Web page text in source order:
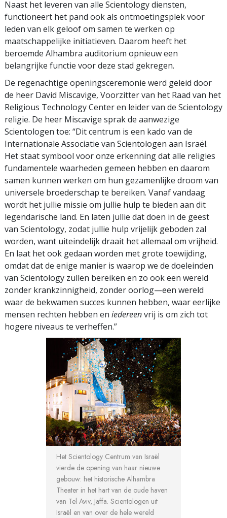
Naast het leveren van alle Scientology diensten,
functioneert het pand ook als ontmoetingsplek voor
leden van elk geloof om samen te werken op
maatschappelijke initiatieven. Daarom heeft het
beroemde Alhambra auditorium opnieuw een
belangrijke functie voor deze stad gekregen.
De regenachtige openingsceremonie werd geleid door
de heer David Miscavige, Voorzitter van het Raad van het
Religious Technology Center en leider van de Scientology
religie. De heer Miscavige sprak de aanwezige
Scientologen toe: “Dit centrum is een kado van de
Internationale Associatie van Scientologen aan Israël.
Het staat symbool voor onze erkenning dat alle religies
fundamentele waarheden gemeen hebben en daarom
samen kunnen werken om hun gezamenlijke droom van
universele broederschap te bereiken. Vanaf vandaag
wordt het jullie missie om jullie hulp te bieden aan dit
legendarische land. En laten jullie dat doen in de geest
van Scientology, zodat jullie hulp vrijelijk geboden zal
worden, want uiteindelijk draait het allemaal om vrijheid.
En laat het ook gedaan worden met grote toewijding,
omdat dat de enige manier is waarop we de doeleinden
van Scientology zullen bereiken en zo ook een wereld
zonder krankzinnigheid, zonder oorlog—een wereld
waar de bekwamen succes kunnen hebben, waar eerlijke
mensen rechten hebben en iedereenvrij is om zich tot
hogere niveaus te verheffen.”
Het Scientology Centrum van Israël
vierde de opening van haar nieuwe
gebouw: het historische Alhambra
Theater in het hart van de oude haven
van Tel Aviv, Jaffa. Scientologen uit
Israël en van over de hele wereld